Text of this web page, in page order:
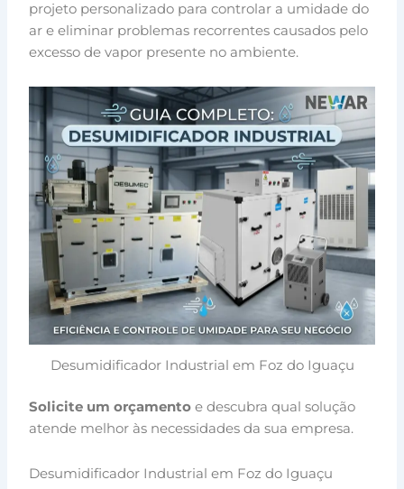
projeto personalizado para controlar a umidade do
ar e eliminar problemas recorrentes causados pelo
excesso de vapor presente no ambiente.
Desumidificador Industrial em Foz do Iguaçu
Solicite um orçamento e descubra qual solução
atende melhor às necessidades da sua empresa.
Desumidificador Industrial em Foz do Iguaçu